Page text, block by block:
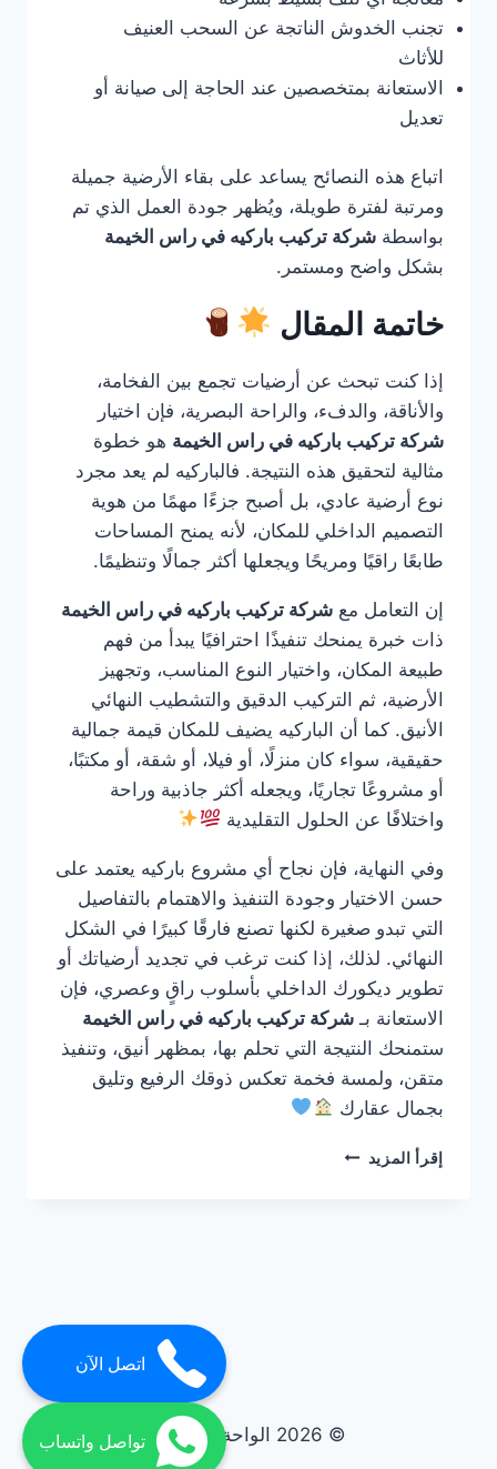
تجنب الخدوش الناتجة عن السحب العنيف
للأثاث
الاستعانة بمتخصصين عند الحاجة إلى صيانة أو
تعديل
اتباع هذه النصائح يساعد على بقاء الأرضية جميلة
ومرتبة لفترة طويلة، ويُظهر جودة العمل الذي تم
بواسطة شركة تركيب باركيه في راس الخيمة
بشكل واضح ومستمر.
خاتمة المقال
إذا كنت تبحث عن أرضيات تجمع بين الفخامة،
والأناقة، والدفء، والراحة البصرية، فإن اختيار
شركة تركيب باركيه في راس الخيمة هو خطوة
مثالية لتحقيق هذه النتيجة. فالباركيه لم يعد مجرد
نوع أرضية عادي، بل أصبح جزءًا مهمًا من هوية
التصميم الداخلي للمكان، لأنه يمنح المساحات
طابعًا راقيًا ومريحًا ويجعلها أكثر جمالًا وتنظيمًا.
إن التعامل مع شركة تركيب باركيه في راس الخيمة
ذات خبرة يمنحك تنفيذًا احترافيًا يبدأ من فهم
طبيعة المكان، واختيار النوع المناسب، وتجهيز
الأرضية، ثم التركيب الدقيق والتشطيب النهائي
الأنيق. كما أن الباركيه يضيف للمكان قيمة جمالية
حقيقية، سواء كان منزلًا، أو فيلا، أو شقة، أو مكتبًا،
أو مشروعًا تجاريًا، ويجعله أكثر جاذبية وراحة
واختلافًا عن الحلول التقليدية
وفي النهاية، فإن نجاح أي مشروع باركيه يعتمد على
حسن الاختيار وجودة التنفيذ والاهتمام بالتفاصيل
التي تبدو صغيرة لكنها تصنع فارقًا كبيرًا في الشكل
النهائي. لذلك، إذا كنت ترغب في تجديد أرضياتك أو
تطوير ديكورك الداخلي بأسلوب راقٍ وعصري، فإن
الاستعانة بـ شركة تركيب باركيه في راس الخيمة
ستمنحك النتيجة التي تحلم بها، بمظهر أنيق، وتنفيذ
متقن، ولمسة فخمة تعكس ذوقك الرفيع وتليق
بجمال عقارك
إقرأ المزيد شركة
© 2026 الواحة elwaha
اتصل الآن
تواصل واتساب